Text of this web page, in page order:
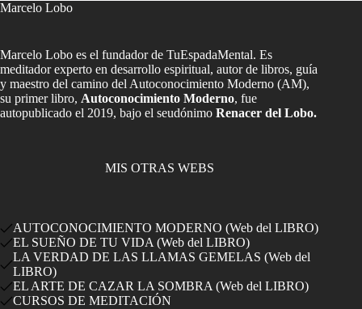
Marcelo Lobo
Marcelo Lobo es el fundador de TuEspadaMental. Es
meditador experto en desarrollo espiritual, autor de libros, guía
y maestro del camino del Autoconocimiento Moderno (AM),
su primer libro, Autoconocimiento Moderno, fue
autopublicado el 2019, bajo el seudónimo Renacer del Lobo.
MIS OTRAS WEBS
AUTOCONOCIMIENTO MODERNO (Web del LIBRO)
EL SUEÑO DE TU VIDA (Web del LIBRO)
LA VERDAD DE LAS LLAMAS GEMELAS (Web del
LIBRO)
EL ARTE DE CAZAR LA SOMBRA (Web del LIBRO)
CURSOS DE MEDITACIÓN